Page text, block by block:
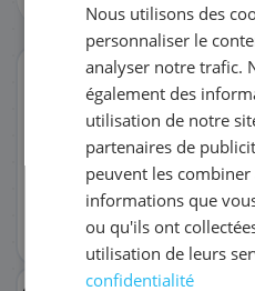
ORIGINAL
RÉFÉRENCE DU PRODUIT
FRÉQUENCE
QUANTITÉ PAR
DATE DE PREMIÈRE
Nous utilisons des
personnaliser le
analyser notre trafic.
également des
utilisation de notre
partenaires de
peuvent les combiner
informations que
ou qu'ils ont
utilisation de leurs
confidentialité